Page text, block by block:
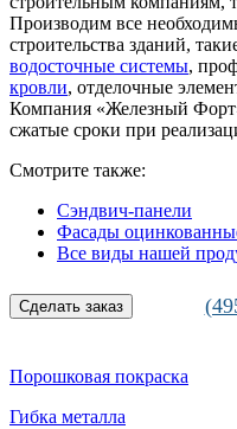
Производим все
строительства зданий,
водосточные системы,
кровли, отделочные
Компания «Железный
сжатые сроки при
Смотрите также:
Сэндвич-панели
Фасады
Все виды нашей
Сделать заказ
Порошковая покраска
Гибка металла